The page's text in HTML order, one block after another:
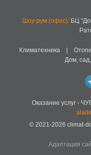
Шоу-рум (офис):БЦ
Климатехника|
Дом,
Оказание услуг -
© 2021-2026 climat-
Адаптация